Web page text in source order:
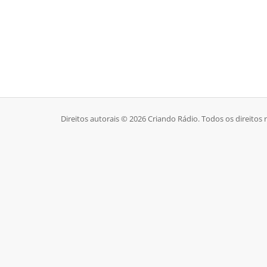
Direitos autorais © 2026 Criando Rádio. Todos os direitos